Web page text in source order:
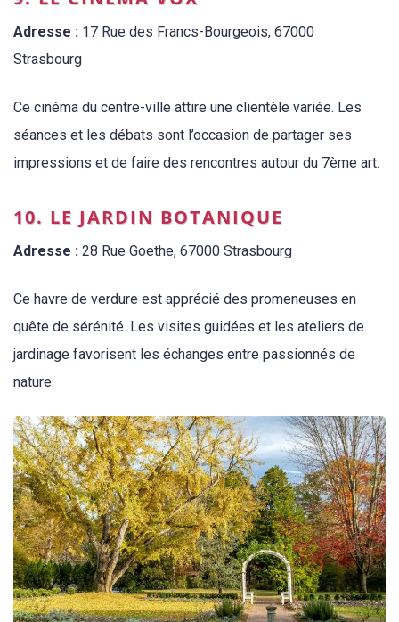
Adresse : 17 Rue des Francs-Bourgeois, 67000
Strasbourg
Ce cinéma du centre-ville attire une clientèle variée. Les
séances et les débats sont l’occasion de partager ses
impressions et de faire des rencontres autour du 7ème art.
10. LE JARDIN BOTANIQUE
Adresse : 28 Rue Goethe, 67000 Strasbourg
Ce havre de verdure est apprécié des promeneuses en
quête de sérénité. Les visites guidées et les ateliers de
jardinage favorisent les échanges entre passionnés de
nature.